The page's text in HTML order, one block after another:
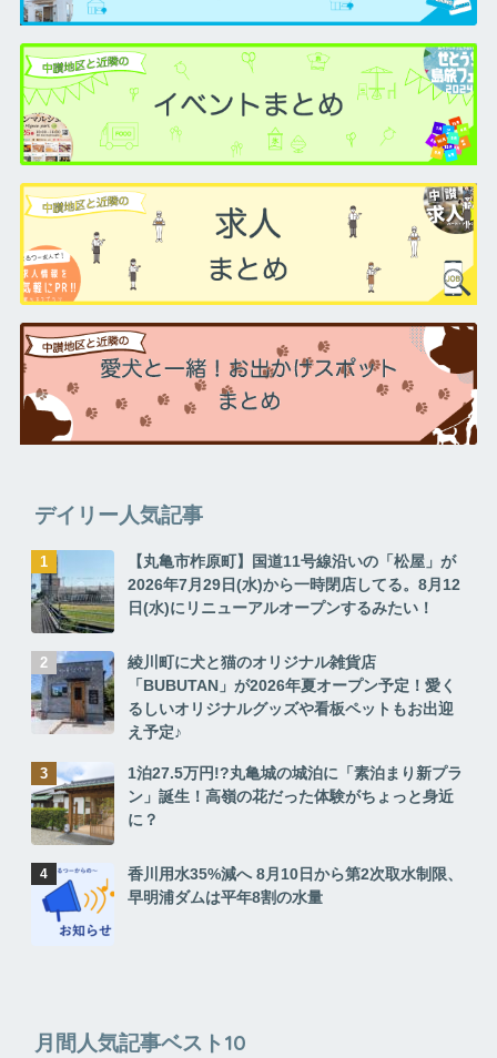
デイリー人気記事
【丸亀市柞原町】国道11号線沿いの「松屋」が
2026年7月29日(水)から一時閉店してる。8月12
日(水)にリニューアルオープンするみたい！
綾川町に犬と猫のオリジナル雑貨店
「BUBUTAN」が2026年夏オープン予定！愛く
るしいオリジナルグッズや看板ペットもお出迎
え予定♪
1泊27.5万円!?丸亀城の城泊に「素泊まり新プラ
ン」誕生！高嶺の花だった体験がちょっと身近
に？
香川用水35%減へ 8月10日から第2次取水制限、
早明浦ダムは平年8割の水量
月間人気記事ベスト10